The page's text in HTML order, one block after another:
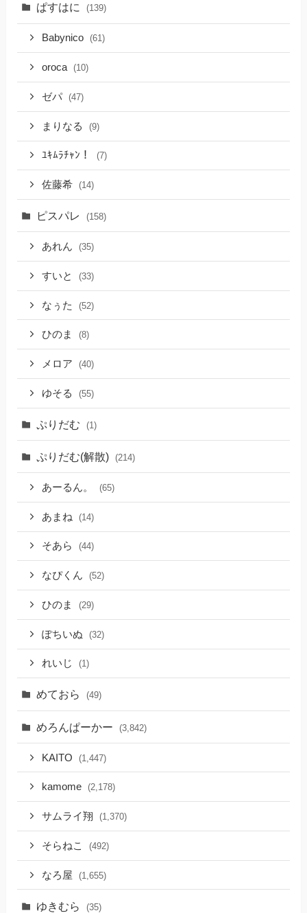
ぱすはに (139)
Babynico (61)
oroca (10)
ゼパ (47)
まりなる (9)
ﾕｷﾑﾗﾁｬﾝ！ (7)
佐藤希 (14)
ピスパレ (158)
あれん (35)
すいと (33)
なぅた (52)
ひのま (8)
メロア (40)
ゆそる (55)
ぷりだむ (1)
ぷりだむ(解散) (214)
あーるん。 (65)
あまね (14)
そあら (44)
なぴくん (52)
ひのま (29)
ぽちいぬ (32)
れいじ (1)
めておら (49)
めろんぱーかー (3,842)
KAITO (1,447)
kamome (2,178)
サムライ翔 (1,370)
そらねこ (492)
なろ屋 (1,655)
ゆきむら (35)